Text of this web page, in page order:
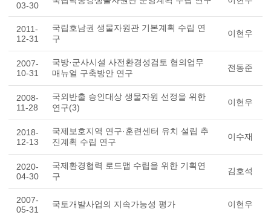
03-30
2011-
12-31
국립호남권 생물자원관 기본계획 수립 연
구
이현우
2007-
10-31
국방·군사시설 사전환경성검토 협의업무
매뉴얼 구축방안 연구
전동준
2008-
11-28
국외반출 승인대상 생물자원 선정을 위한
연구(3)
이현우
2018-
12-13
국제보호지역 연구·훈련센터 유치 설립 추
진계획 수립 연구
이수재
2020-
04-30
국제환경협력 로드맵 수립을 위한 기획연
구
김호석
2007-
05-31
국토개발사업의 지속가능성 평가 이현우